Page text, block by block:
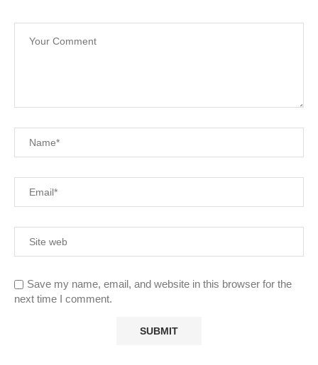
Save my name, email, and website in this browser for the
next time I comment.